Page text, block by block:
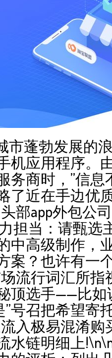
市蓬勃发展的
机应用程序。
务商时，”信
了近在手边优
部app外包公
担当：请甄选
中高级制作，
案？也许有一
流行词汇所
顶选手——比
”号召把希望
入极易混淆
水链明细上